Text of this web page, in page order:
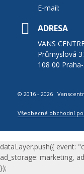
E-mail:
ADRESA
VANS
Průmyslová
108 00
© 2016 - 2026
Všeobecné obchodní
dataLayer.push({ event:
ad_storage: marketing,
});